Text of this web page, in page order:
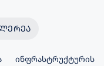
ინფრასტრუქტურის